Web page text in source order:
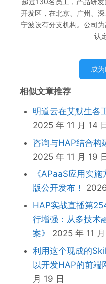
超过130名员工，产品研
开发区，在北京、广州、
宁波设有分支机构。公司
认
成
相似文章推荐
明道云在艾默生各
2025 年 11 月 14
咨询与HAP结合构
2025 年 11 月 19
《APaaS应⽤实
版公开发布！
HAP实战直播第
行增强：从多技术
案》
2025 年 11
利用这个现成的
以开发HAP的前端
月 19 日